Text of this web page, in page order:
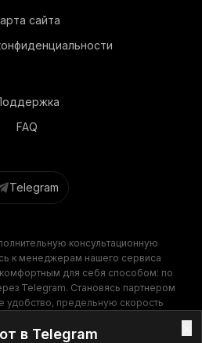
сайта
FAQ
Telegram
консультационную
к менеджерам нашего сервиса
для себя способом: по
Telegram. Становясь партнером
удобство, предельную скорость
обслуживания на всех этапах
в Telegram